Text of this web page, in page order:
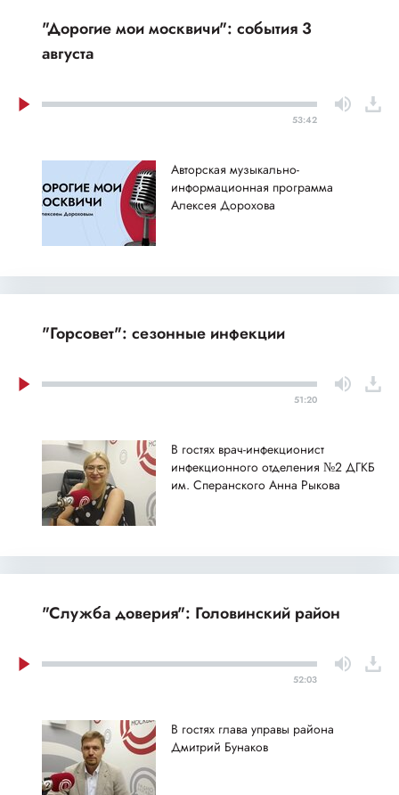
"Дорогие мои москвичи": события 3
августа
53:42
Авторская музыкально-
информационная программа
Алексея Дорохова
"Горсовет": сезонные инфекции
51:20
В гостях врач-инфекционист
инфекционного отделения №2 ДГКБ
им. Сперанского Анна Рыкова
"Служба доверия": Головинский район
52:03
В гостях глава управы района
Дмитрий Бунаков